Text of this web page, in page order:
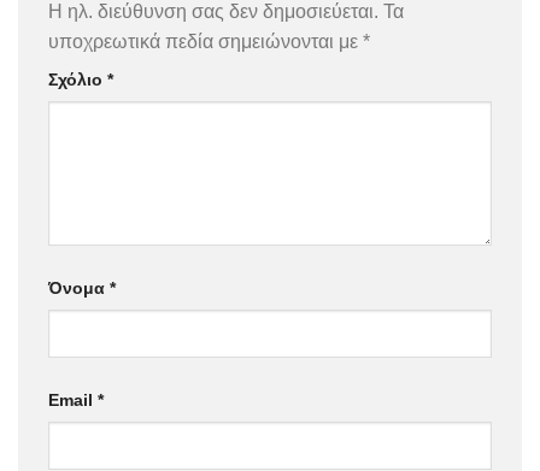
Η ηλ. διεύθυνση σας δεν δημοσιεύεται. Τα
υποχρεωτικά πεδία σημειώνονται με *
Σχόλιο *
Όνομα *
Email *